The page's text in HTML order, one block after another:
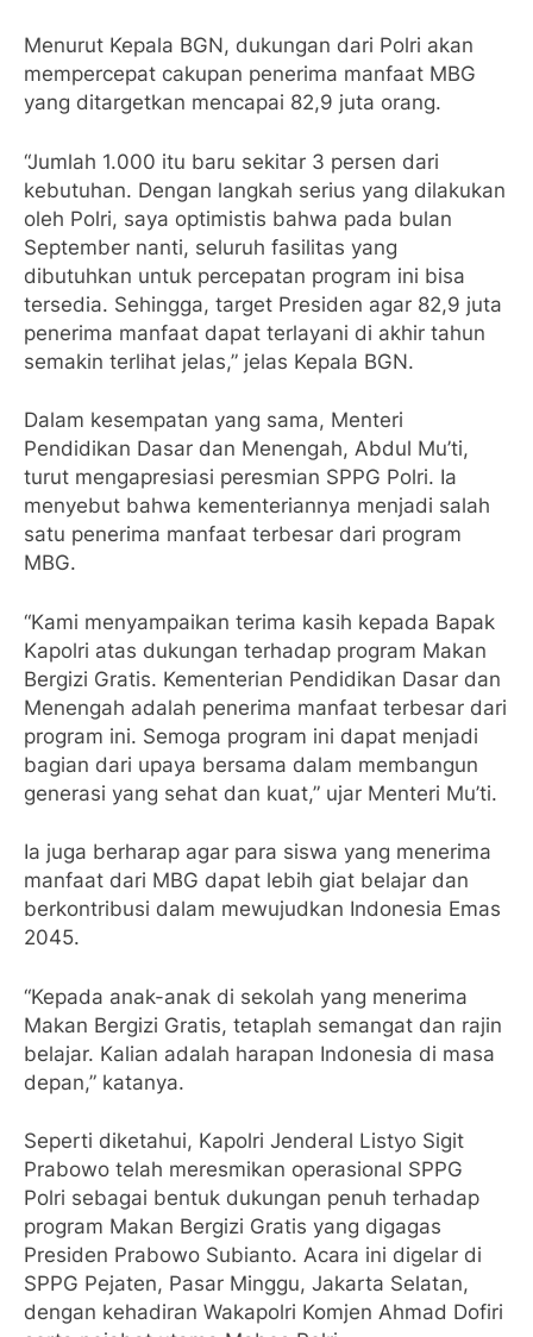
Menurut Kepala BGN, dukungan dari Polri akan
mempercepat cakupan penerima manfaat MBG
yang ditargetkan mencapai 82,9 juta orang.
“Jumlah 1.000 itu baru sekitar 3 persen dari
kebutuhan. Dengan langkah serius yang dilakukan
oleh Polri, saya optimistis bahwa pada bulan
September nanti, seluruh fasilitas yang
dibutuhkan untuk percepatan program ini bisa
tersedia. Sehingga, target Presiden agar 82,9 juta
penerima manfaat dapat terlayani di akhir tahun
semakin terlihat jelas,” jelas Kepala BGN.
Dalam kesempatan yang sama, Menteri
Pendidikan Dasar dan Menengah, Abdul Mu’ti,
turut mengapresiasi peresmian SPPG Polri. Ia
menyebut bahwa kementeriannya menjadi salah
satu penerima manfaat terbesar dari program
MBG.
“Kami menyampaikan terima kasih kepada Bapak
Kapolri atas dukungan terhadap program Makan
Bergizi Gratis. Kementerian Pendidikan Dasar dan
Menengah adalah penerima manfaat terbesar dari
program ini. Semoga program ini dapat menjadi
bagian dari upaya bersama dalam membangun
generasi yang sehat dan kuat,” ujar Menteri Mu’ti.
Ia juga berharap agar para siswa yang menerima
manfaat dari MBG dapat lebih giat belajar dan
berkontribusi dalam mewujudkan Indonesia Emas
2045.
“Kepada anak-anak di sekolah yang menerima
Makan Bergizi Gratis, tetaplah semangat dan rajin
belajar. Kalian adalah harapan Indonesia di masa
depan,” katanya.
Seperti diketahui, Kapolri Jenderal Listyo Sigit
Prabowo telah meresmikan operasional SPPG
Polri sebagai bentuk dukungan penuh terhadap
program Makan Bergizi Gratis yang digagas
Presiden Prabowo Subianto. Acara ini digelar di
SPPG Pejaten, Pasar Minggu, Jakarta Selatan,
dengan kehadiran Wakapolri Komjen Ahmad Dofiri